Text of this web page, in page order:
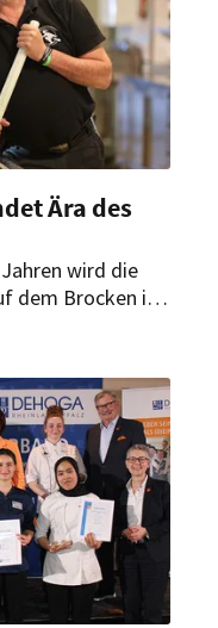
Ära des
wird die
dem Brocken im
Das ist der